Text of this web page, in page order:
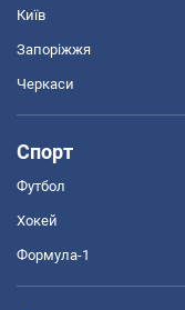
Київ
Запоріжжя
Черкаси
Спорт
Футбол
Хокей
Формула-1